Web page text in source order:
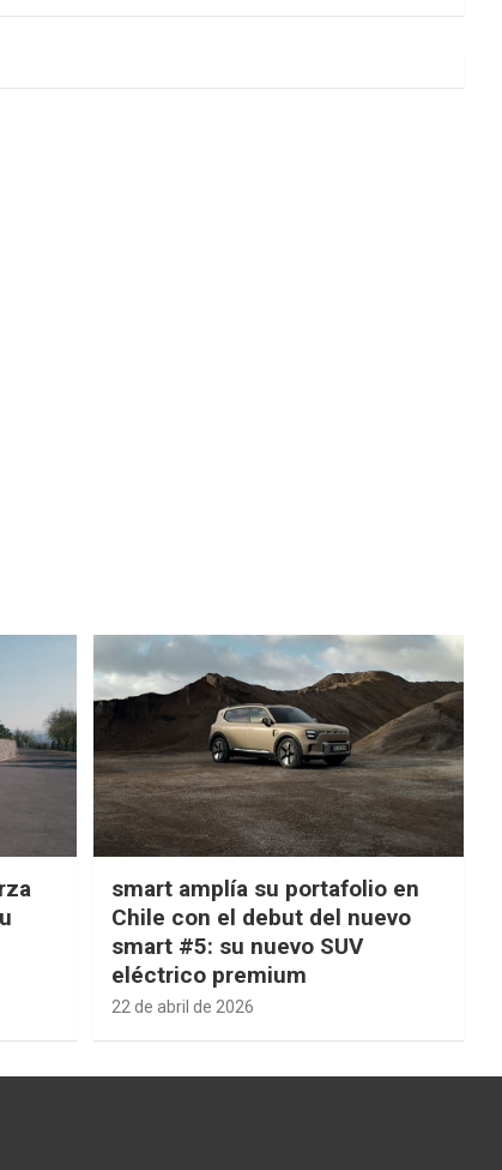
smart amplía su portafolio en
Chile con el debut del nuevo
smart #5: su nuevo SUV
eléctrico premium
22 de abril de 2026